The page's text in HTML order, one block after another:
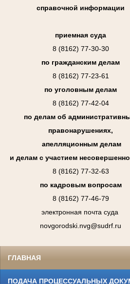
справочной информации
приемная суда
8 (8162) 77-30-30
по гражданским делам
8 (8162) 77-23-61
по уголовным делам
8 (8162) 77-42-04
по делам об
правонарушениях,
апелляционным делам
и делам с участием
8 (8162) 77-32-63
по кадровым вопросам
8 (8162) 77-46-79
электронная почта суда
novgorodski.nvg@sudrf.ru
ГЛАВНАЯ
ПОДАЧА ПРОЦЕССУАЛЬНЫХ